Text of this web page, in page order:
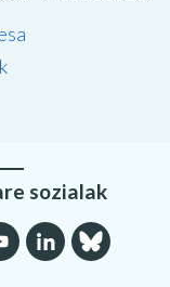
sozialak